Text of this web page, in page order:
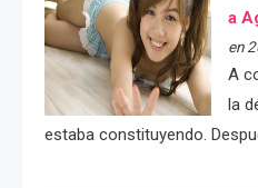
a
en
A
la
estaba constituyendo.